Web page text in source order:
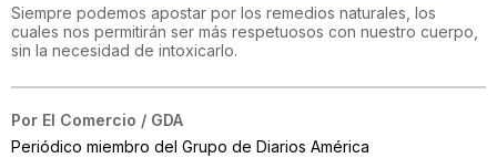
Siempre podemos apostar por los remedios naturales, los
cuales nos permitirán ser más respetuosos con nuestro cuerpo,
sin la necesidad de intoxicarlo.
Por El Comercio / GDA
Periódico miembro del Grupo de Diarios América